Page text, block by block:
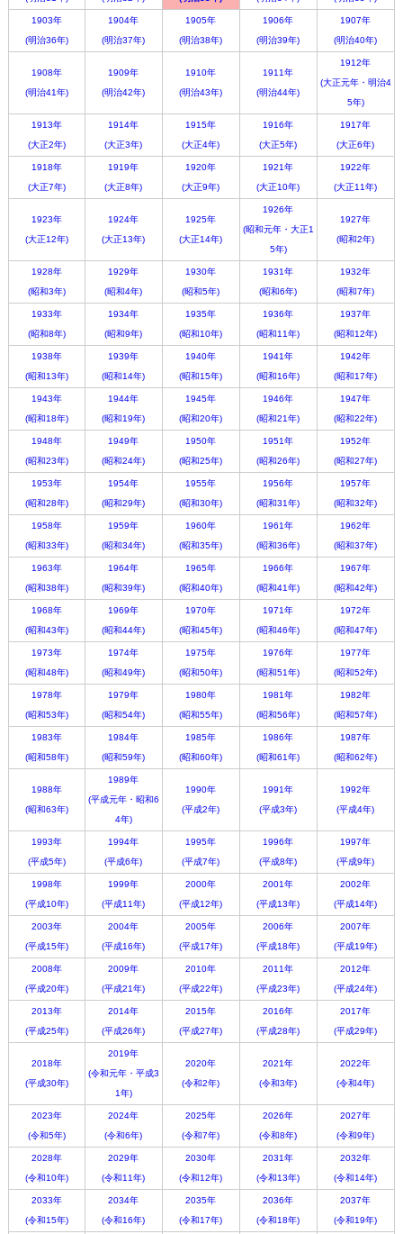
1903年
(明治36年)
1904年
(明治37年)
1905年
(明治38年)
1906年
(明治39年)
1907年
(明治40年)
1908年
(明治41年)
1909年
(明治42年)
1910年
(明治43年)
1911年
(明治44年)
1912年
(大正元年・明治4
5年)
1913年
(大正2年)
1914年
(大正3年)
1915年
(大正4年)
1916年
(大正5年)
1917年
(大正6年)
1918年
(大正7年)
1919年
(大正8年)
1920年
(大正9年)
1921年
(大正10年)
1922年
(大正11年)
1923年
(大正12年)
1924年
(大正13年)
1925年
(大正14年)
1926年
(昭和元年・大正1
5年)
1927年
(昭和2年)
1928年
(昭和3年)
1929年
(昭和4年)
1930年
(昭和5年)
1931年
(昭和6年)
1932年
(昭和7年)
1933年
(昭和8年)
1934年
(昭和9年)
1935年
(昭和10年)
1936年
(昭和11年)
1937年
(昭和12年)
1938年
(昭和13年)
1939年
(昭和14年)
1940年
(昭和15年)
1941年
(昭和16年)
1942年
(昭和17年)
1943年
(昭和18年)
1944年
(昭和19年)
1945年
(昭和20年)
1946年
(昭和21年)
1947年
(昭和22年)
1948年
(昭和23年)
1949年
(昭和24年)
1950年
(昭和25年)
1951年
(昭和26年)
1952年
(昭和27年)
1953年
(昭和28年)
1954年
(昭和29年)
1955年
(昭和30年)
1956年
(昭和31年)
1957年
(昭和32年)
1958年
(昭和33年)
1959年
(昭和34年)
1960年
(昭和35年)
1961年
(昭和36年)
1962年
(昭和37年)
1963年
(昭和38年)
1964年
(昭和39年)
1965年
(昭和40年)
1966年
(昭和41年)
1967年
(昭和42年)
1968年
(昭和43年)
1969年
(昭和44年)
1970年
(昭和45年)
1971年
(昭和46年)
1972年
(昭和47年)
1973年
(昭和48年)
1974年
(昭和49年)
1975年
(昭和50年)
1976年
(昭和51年)
1977年
(昭和52年)
1978年
(昭和53年)
1979年
(昭和54年)
1980年
(昭和55年)
1981年
(昭和56年)
1982年
(昭和57年)
1983年
(昭和58年)
1984年
(昭和59年)
1985年
(昭和60年)
1986年
(昭和61年)
1987年
(昭和62年)
1988年
(昭和63年)
1989年
(平成元年・昭和6
4年)
1990年
(平成2年)
1991年
(平成3年)
1992年
(平成4年)
1993年
(平成5年)
1994年
(平成6年)
1995年
(平成7年)
1996年
(平成8年)
1997年
(平成9年)
1998年
(平成10年)
1999年
(平成11年)
2000年
(平成12年)
2001年
(平成13年)
2002年
(平成14年)
2003年
(平成15年)
2004年
(平成16年)
2005年
(平成17年)
2006年
(平成18年)
2007年
(平成19年)
2008年
(平成20年)
2009年
(平成21年)
2010年
(平成22年)
2011年
(平成23年)
2012年
(平成24年)
2013年
(平成25年)
2014年
(平成26年)
2015年
(平成27年)
2016年
(平成28年)
2017年
(平成29年)
2018年
(平成30年)
2019年
(令和元年・平成3
1年)
2020年
(令和2年)
2021年
(令和3年)
2022年
(令和4年)
2023年
(令和5年)
2024年
(令和6年)
2025年
(令和7年)
2026年
(令和8年)
2027年
(令和9年)
2028年
(令和10年)
2029年
(令和11年)
2030年
(令和12年)
2031年
(令和13年)
2032年
(令和14年)
2033年
(令和15年)
2034年
(令和16年)
2035年
(令和17年)
2036年
(令和18年)
2037年
(令和19年)